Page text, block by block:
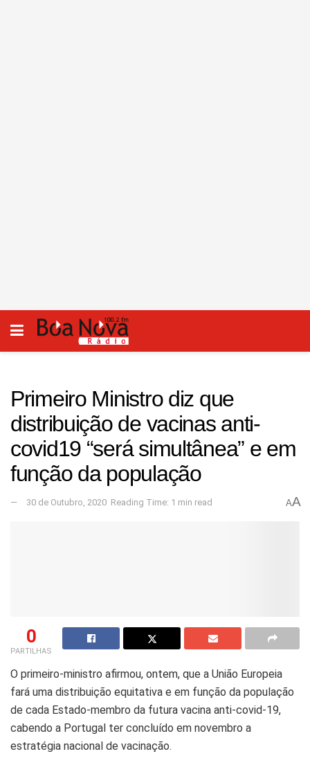
Primeiro Ministro diz que
distribuição de vacinas anti-
covid19 “será simultânea” e em
função da população
30 de Outubro, 2020 Reading Time: 1 min read AA
0
PARTILHAS
O primeiro-ministro afirmou, ontem, que a União Europeia
fará uma distribuição equitativa e em função da população
de cada Estado-membro da futura vacina anti-covid-19,
cabendo a Portugal ter concluído em novembro a
estratégia nacional de vacinação.